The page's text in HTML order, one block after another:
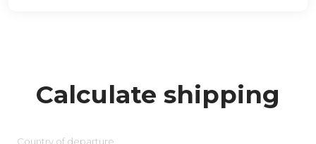
Calculate shipping
Country of departure